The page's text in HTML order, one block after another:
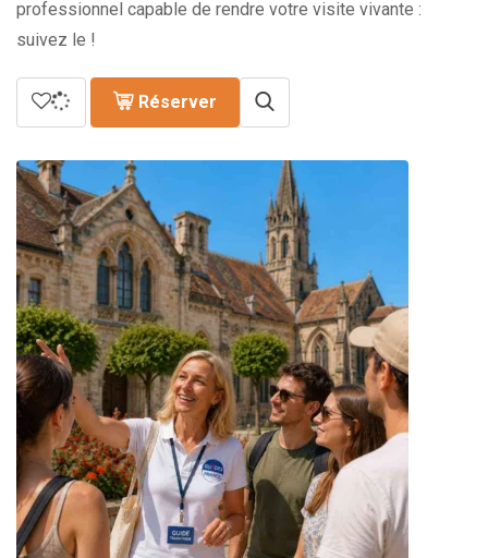
professionnel capable de rendre votre visite vivante :
suivez le !
Réserver